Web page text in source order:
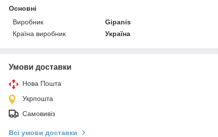
Основні
Виробник
Gipanis
Країна виробник
Україна
Умови доставки
Нова Пошта
Укрпошта
Самовивіз
Всі умови доставки